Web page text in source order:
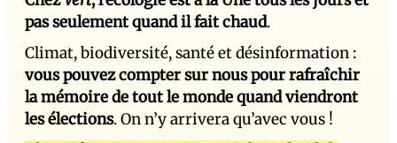
pas seulement quand il fait chaud.
Climat, biodiversité, santé et désinformation :
vous pouvez compter sur nous pour rafraîchir
la mémoire de tout le monde quand viendront
les élections. On n’y arrivera qu’avec vous !